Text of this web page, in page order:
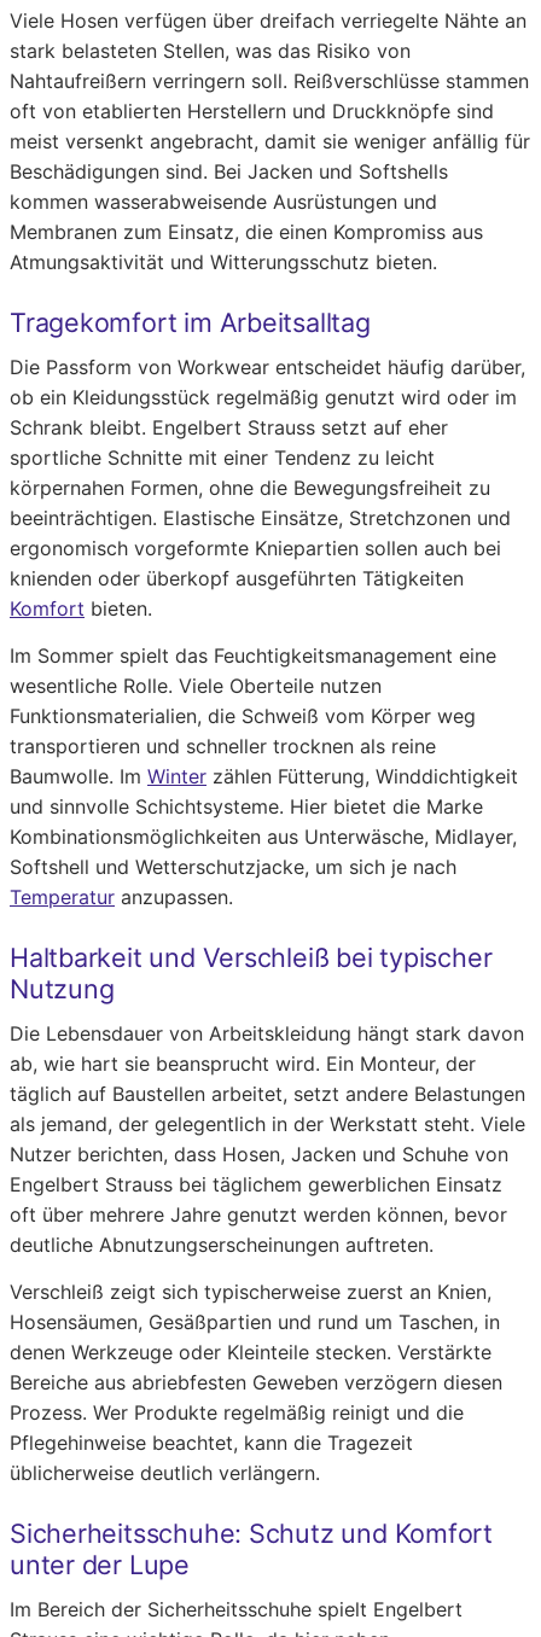
Viele Hosen verfügen über dreifach verriegelte Nähte an
stark belasteten Stellen, was das Risiko von
Nahtaufreißern verringern soll. Reißverschlüsse stammen
oft von etablierten Herstellern und Druckknöpfe sind
meist versenkt angebracht, damit sie weniger anfällig für
Beschädigungen sind. Bei Jacken und Softshells
kommen wasserabweisende Ausrüstungen und
Membranen zum Einsatz, die einen Kompromiss aus
Atmungsaktivität und Witterungsschutz bieten.
Tragekomfort im Arbeitsalltag
Die Passform von Workwear entscheidet häufig darüber,
ob ein Kleidungsstück regelmäßig genutzt wird oder im
Schrank bleibt. Engelbert Strauss setzt auf eher
sportliche Schnitte mit einer Tendenz zu leicht
körpernahen Formen, ohne die Bewegungsfreiheit zu
beeinträchtigen. Elastische Einsätze, Stretchzonen und
ergonomisch vorgeformte Kniepartien sollen auch bei
knienden oder überkopf ausgeführten Tätigkeiten
Komfort bieten.
Im Sommer spielt das Feuchtigkeitsmanagement eine
wesentliche Rolle. Viele Oberteile nutzen
Funktionsmaterialien, die Schweiß vom Körper weg
transportieren und schneller trocknen als reine
Baumwolle. Im Winter zählen Fütterung, Winddichtigkeit
und sinnvolle Schichtsysteme. Hier bietet die Marke
Kombinationsmöglichkeiten aus Unterwäsche, Midlayer,
Softshell und Wetterschutzjacke, um sich je nach
Temperatur anzupassen.
Haltbarkeit und Verschleiß bei typischer
Nutzung
Die Lebensdauer von Arbeitskleidung hängt stark davon
ab, wie hart sie beansprucht wird. Ein Monteur, der
täglich auf Baustellen arbeitet, setzt andere Belastungen
als jemand, der gelegentlich in der Werkstatt steht. Viele
Nutzer berichten, dass Hosen, Jacken und Schuhe von
Engelbert Strauss bei täglichem gewerblichen Einsatz
oft über mehrere Jahre genutzt werden können, bevor
deutliche Abnutzungserscheinungen auftreten.
Verschleiß zeigt sich typischerweise zuerst an Knien,
Hosensäumen, Gesäßpartien und rund um Taschen, in
denen Werkzeuge oder Kleinteile stecken. Verstärkte
Bereiche aus abriebfesten Geweben verzögern diesen
Prozess. Wer Produkte regelmäßig reinigt und die
Pflegehinweise beachtet, kann die Tragezeit
üblicherweise deutlich verlängern.
Sicherheitsschuhe: Schutz und Komfort
unter der Lupe
Im Bereich der Sicherheitsschuhe spielt Engelbert